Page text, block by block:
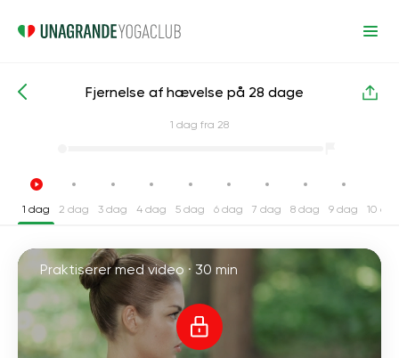
Intensive yogakurser Vægttab
Fjernelse af hævelse på 28 dage
1 dag fra 28
1 dag 2 dag 3 dag 4 dag 5 dag 6 dag 7 dag 8 dag 9 dag 10
Praktiserer med video · 30 min